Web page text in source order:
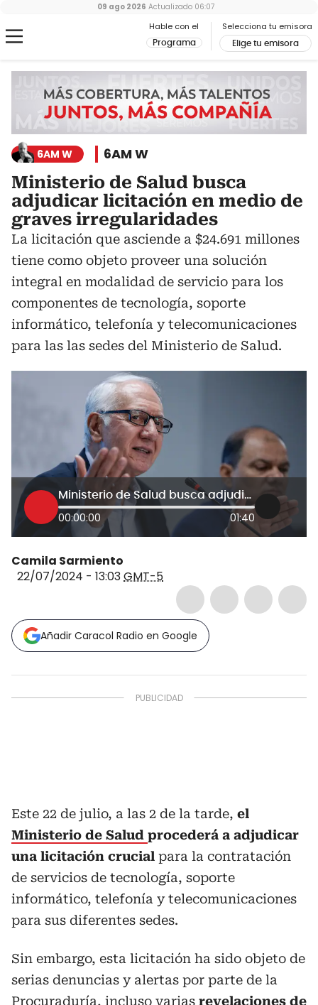
Hable con el
Programa
Selecciona tu emisora
Elige tu emisora
09 ago 2026 Actualizado 06:07
6AM W 6AM W
Ministerio de Salud busca
adjudicar licitación en medio de
graves irregularidades
La licitación que asciende a $24.691 millones
tiene como objeto proveer una solución
integral en modalidad de servicio para los
componentes de tecnología, soporte
informático, telefonía y telecomunicaciones
para las las sedes del Ministerio de Salud.
Ministerio de Salud busca adjudicar licitación en medio de graves irregularidades
00:00:00 01:40
Camila Sarmiento
22/07/2024 - 13:03GMT-5
Añadir Caracol Radio en Google
Este 22 de julio, a las 2 de la tarde, el
Ministerio de Salud procederá a adjudicar
una licitación crucial para la contratación
de servicios de tecnología, soporte
informático, telefonía y telecomunicaciones
para sus diferentes sedes.
Sin embargo, esta licitación ha sido objeto de
serias denuncias y alertas por parte de la
Procuraduría, incluso varias revelaciones de